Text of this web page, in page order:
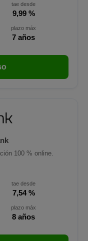
tae desde
9,99 %
plazo máx
7 años
100 % online.
tae desde
7,54 %
plazo máx
8 años